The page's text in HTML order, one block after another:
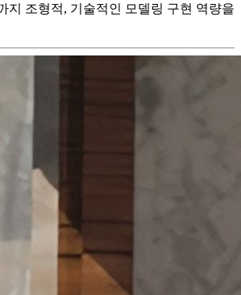
지 조형적, 기술적인 모델링 구현 역량을